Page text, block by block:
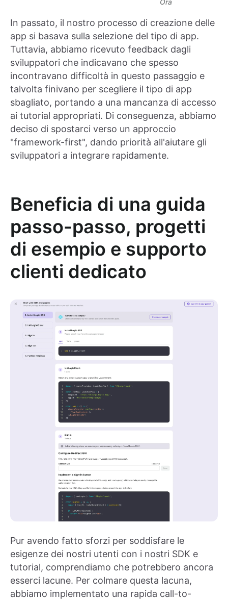
Ora
In passato, il nostro processo di creazione delle
app si basava sulla selezione del tipo di app.
Tuttavia, abbiamo ricevuto feedback dagli
sviluppatori che indicavano che spesso
incontravano difficoltà in questo passaggio e
talvolta finivano per scegliere il tipo di app
sbagliato, portando a una mancanza di accesso
ai tutorial appropriati. Di conseguenza, abbiamo
deciso di spostarci verso un approccio
"framework-first", dando priorità all'aiutare gli
sviluppatori a integrare rapidamente.
Beneficia di una guida
passo-passo, progetti
di esempio e supporto
clienti dedicato
Pur avendo fatto sforzi per soddisfare le
esigenze dei nostri utenti con i nostri SDK e
tutorial, comprendiamo che potrebbero ancora
esserci lacune. Per colmare questa lacuna,
abbiamo implementato una rapida call-to-